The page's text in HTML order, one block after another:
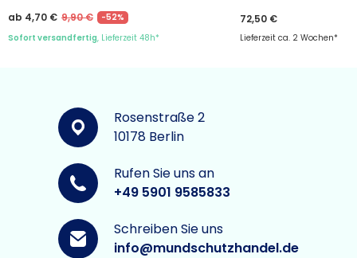
ab 4,70 € 9,90 €
-52%
Sofort versandfertig, Lieferzeit 48h*
72,50 €
Lieferzeit ca. 2 Wochen*
Rosenstraße 2
10178 Berlin
Rufen Sie uns an
+49 5901 9585833
Schreiben Sie uns
info@mundschutzhandel.de